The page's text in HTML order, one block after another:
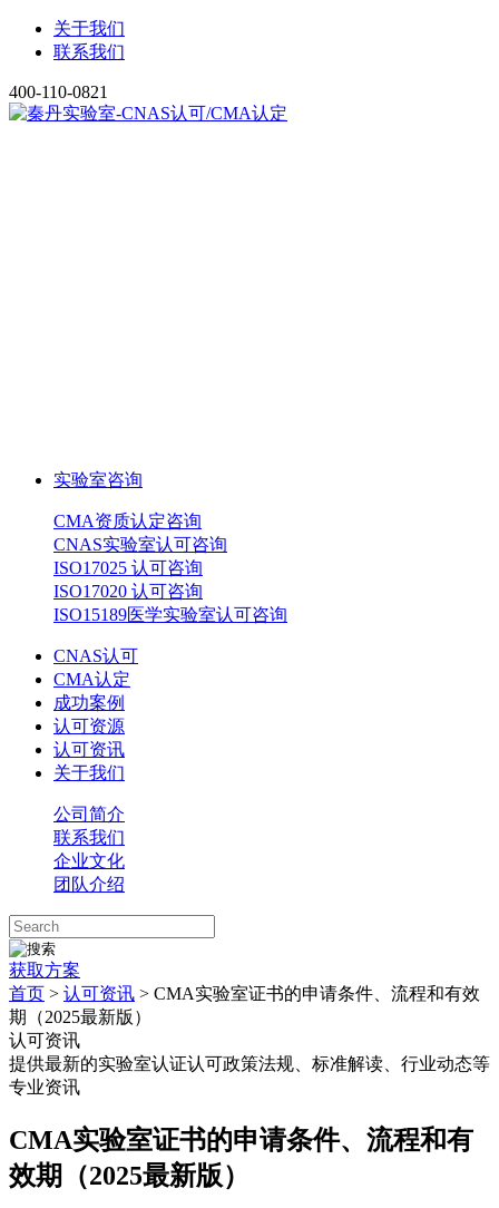
关于我们
联系我们
400-110-0821
实验室咨询
CMA资质认定咨询
CNAS实验室认可咨询
ISO17025 认可咨询
ISO17020 认可咨询
ISO15189医学实验室认可咨询
CNAS认可
CMA认定
成功案例
认可资源
认可资讯
关于我们
公司简介
联系我们
企业文化
团队介绍
获取方案
首页 > 认可资讯 > CMA实验室证书的申请条件、流程和有效
期（2025最新版）
认可资讯
提供最新的实验室认证认可政策法规、标准解读、行业动态等
专业资讯
CMA实验室证书的申请条件、流程和有
效期（2025最新版）